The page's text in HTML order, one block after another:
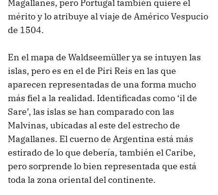
Magallanes, pero Portugal también quiere el
mérito y lo atribuye al viaje de Américo Vespucio
de 1504.
En el mapa de Waldseemüller ya se intuyen las
islas, pero es en el de Piri Reis en las que
aparecen representadas de una forma mucho
más fiel a la realidad. Identificadas como ‘il de
Sare’, las islas se han comparado con las
Malvinas, ubicadas al este del estrecho de
Magallanes. El cuerno de Argentina está más
estirado de lo que debería, también el Caribe,
pero sorprende lo bien representada que está
toda la zona oriental del continente.